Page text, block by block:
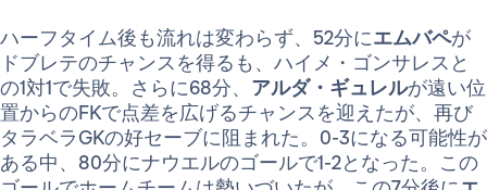
ハーフタイム後も流れは変わらず、52分にエムバペが
ドブレテのチャンスを得るも、ハイメ・ゴンサレスと
の1対1で失敗。さらに68分、 アルダ・ギュレルが遠い位
置からのFKで点差を広げるチャンスを迎えたが、再び
タラベラGKの好セーブに阻まれた。0-3になる可能性が
ある中、80分にナウエルのゴールで1-2となった。この